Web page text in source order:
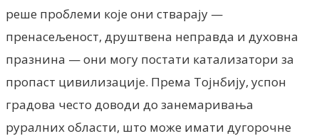
реше проблеми које они стварају —
пренасељеност, друштвена неправда и духовна
празнина — они могу постати катализатори за
пропаст цивилизације. Према Тојнбију, успон
градова често доводи до занемаривања
руралних области, што може имати дугорочне